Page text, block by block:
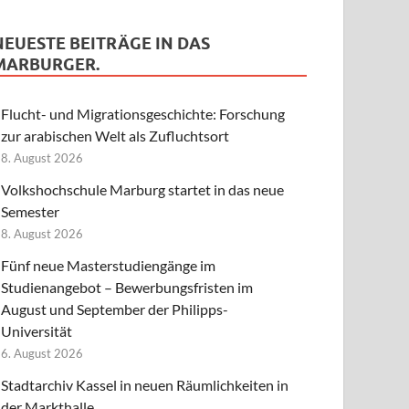
BEITRÄGE IN DAS
Flucht- und Migrationsgeschichte: Forschung
zur arabischen Welt als Zufluchtsort
8. August 2026
Volkshochschule Marburg startet in das neue
Semester
8. August 2026
Fünf neue Masterstudiengänge im
Studienangebot – Bewerbungsfristen im
August und September der Philipps-
Universität
6. August 2026
Stadtarchiv Kassel in neuen Räumlichkeiten in